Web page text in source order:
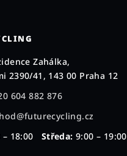
Zahálka,
2390/41, 143 00 Praha 12
604 882 876
– 18:00 Středa: 9:00 – 19:00